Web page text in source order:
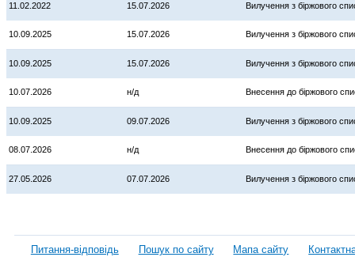
11.02.2022 15.07.2026 Вилучення з біржового
10.09.2025 15.07.2026 Вилучення з біржового
10.09.2025 15.07.2026 Вилучення з біржового
10.07.2026 н/д Внесення до біржового
10.09.2025 09.07.2026 Вилучення з біржового
08.07.2026 н/д Внесення до біржового
27.05.2026 07.07.2026 Вилучення з біржового
Питання-відповідь Пошук по сайту Мапа сайту